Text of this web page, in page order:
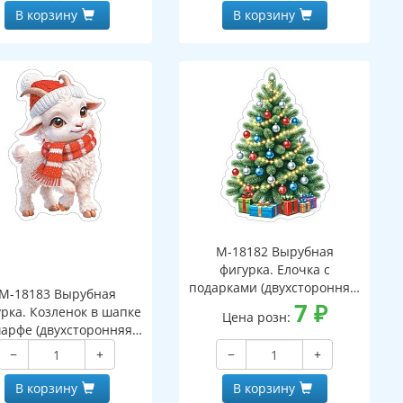
В корзину В корзину
18183 Вырубная
Козленок в шапке
(двухсторонняя,
ВД-лак)
−
+
В корзину
М-18182 Вырубная
фигурка. Елочка с
подарками (двухсторонняя,
ВД-лак)
Цена розн: 7 ₽
−
+
В корзину